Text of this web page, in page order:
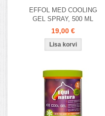
EFFOL MED COOLING
GEL SPRAY, 500 ML
19,00 €